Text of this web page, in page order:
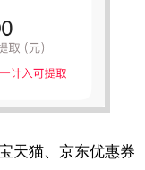
天猫、京东优惠券